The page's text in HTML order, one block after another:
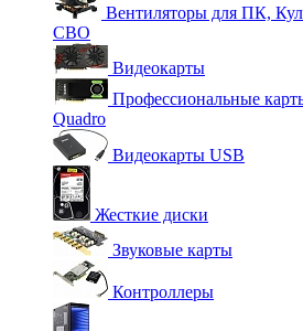
Вентиляторы для ПК,
СВО
Видеокарты
Профессиональные
Quadro
Видеокарты USB
Жесткие диски
Звуковые карты
Контроллеры